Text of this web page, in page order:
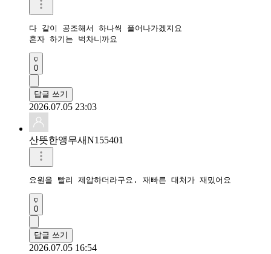
다 같이 공조해서 하나씩 풀어나가겠지요
혼자 하기는 벅차니까요
0
답글 쓰기
2026.07.05 23:03
산뜻한앵무새N155401
요원을 빨리 제압하더라구요. 재빠른 대처가 재밌어요
0
답글 쓰기
2026.07.05 16:54